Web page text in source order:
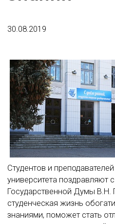
30.08.2019
Студентов и
университета поздравляют
Государственной Думы В.Н.
студенческая жизнь
знаниями, поможет стать